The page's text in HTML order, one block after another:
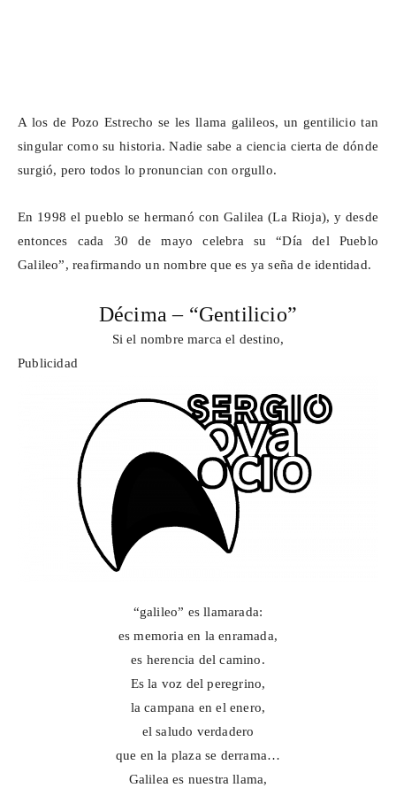
A los de Pozo Estrecho se les llama galileos, un gentilicio tan
singular como su historia. Nadie sabe a ciencia cierta de dónde
surgió, pero todos lo pronuncian con orgullo.
En 1998 el pueblo se hermanó con Galilea (La Rioja), y desde
entonces cada 30 de mayo celebra su “Día del Pueblo
Galileo”, reafirmando un nombre que es ya seña de identidad.
Décima – “Gentilicio”
Si el nombre marca el destino,
Publicidad
“galileo” es llamarada:
es memoria en la enramada,
es herencia del camino.
Es la voz del peregrino,
la campana en el enero,
el saludo verdadero
que en la plaza se derrama…
Galilea es nuestra llama,